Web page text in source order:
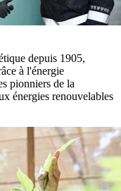
depuis 1905,
à l'énergie
pionniers de la
énergies renouvelables